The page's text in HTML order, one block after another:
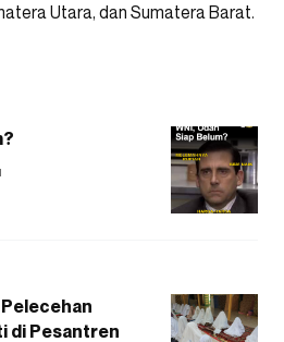
Utara, dan Sumatera Barat.
Pelecehan
di Pesantren